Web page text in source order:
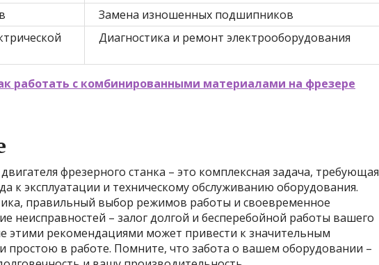
Замена изношенных подшипников
Диагностика и ремонт электрооборудования
работать с комбинированными материалами на фрезере
фрезерного станка – это комплексная задача, требующая
к эксплуатации и техническому обслуживанию оборудования.
правильный выбор режимов работы и своевременное
неисправностей – залог долгой и бесперебойной работы вашего
этими рекомендациями может привести к значительным
простою в работе. Помните, что забота о вашем оборудовании –